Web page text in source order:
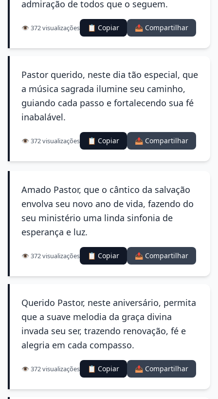
admiração de todos que o seguem.
👁️ 372 visualizações 📋 Copiar 📤 Compartilhar
Pastor querido, neste dia tão especial, que
a música sagrada ilumine seu caminho,
guiando cada passo e fortalecendo sua fé
inabalável.
👁️ 372 visualizações 📋 Copiar 📤 Compartilhar
Amado Pastor, que o cântico da salvação
envolva seu novo ano de vida, fazendo do
seu ministério uma linda sinfonia de
esperança e luz.
👁️ 372 visualizações 📋 Copiar 📤 Compartilhar
Querido Pastor, neste aniversário, permita
que a suave melodia da graça divina
invada seu ser, trazendo renovação, fé e
alegria em cada compasso.
👁️ 372 visualizações 📋 Copiar 📤 Compartilhar